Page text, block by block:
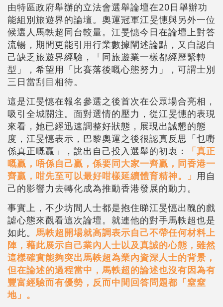
由特區政府舉辦的立法會選舉論壇在20日舉辦功
能組別旅遊界的論壇。奧運冠軍江旻憓與另外一位
候選人馬軼超同台較量。江旻憓今日在論壇上對答
流暢，期間更能引用行業數據闡述論點，又自認自
己缺乏旅遊界經驗，「同旅遊業一樣都經歷緊轉
型」，希望用「比賽落後嘅心態努力」，可謂士別
三日當刮目相待。
這是江旻憓在報名參選之後首次在公眾場合亮相，
吸引全城關注。面對選情的壓力，從江旻憓的表現
來看，她已經迅速調整好狀態，展現出誠懇的態
度，江旻憓表示，巴黎奧運之後很認真反思「乜嘢
係真正嘅贏」，說出自己投入選舉的初衷：
「真正
嘅贏，唔係自己贏，係要同大家一齊贏，同香港一
齊贏，咁先至可以最好咁樣延續體育精神。」 用自
己的影響力去轉化成為推動香港發展的動力。
事實上，不少坊間人士都是抱住睇江旻憓出醜的戲
謔心態來觀看這次論壇。就連他的對手馬軼超也是
如此。 馬軼超開場就高調表示自己不帶任何材料上
陣，藉此展示自己業內人士以及真誠的心態，雖然
這樣確實能夠突出馬軼超為業內資深人士的背景，
但在論述的過程當中，馬軼超的論述也沒有因為有
豐富經驗而有優勢，反而中間回答問題都「窒窒
地」。